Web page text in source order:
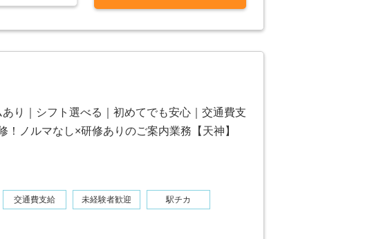
あり｜シフト選べる｜初めてでも安心｜交通費支
！ノルマなし×研修ありのご案内業務【天神】
交通費支給 未経験者歓迎 駅チカ